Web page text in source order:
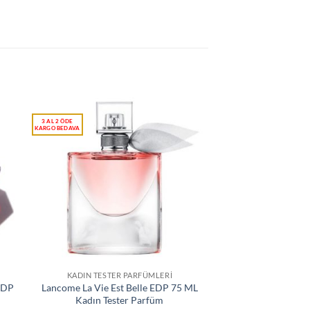
KADIN TESTER PARFÜMLERI
Lancome La Vie Est Belle EDP 75 ML
Kadın Tester Parfüm